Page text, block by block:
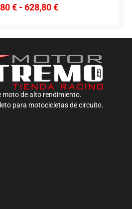
€ - 628,80€
moto de alto rendimiento.
para motocicletas de circuito.